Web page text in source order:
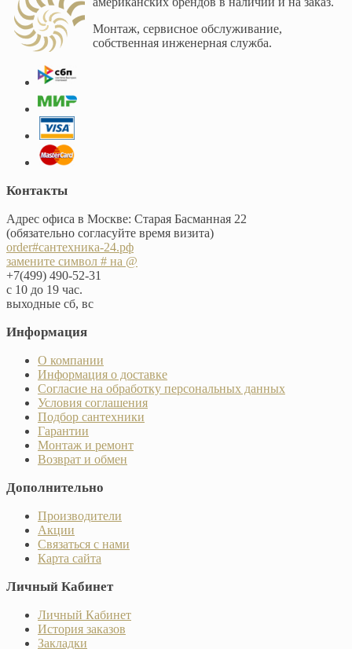
Монтаж, сервисное обслуживание,
собственная инженерная служба.
Контакты
Адрес офиса в Москве: Старая Басманная 22
(обязательно согласуйте время визита)
order#сантехника-24.рф
замените символ # на @
+7(499) 490-52-31
с 10 до 19 час.
выходные сб, вс
Информация
О компании
Информация о доставке
Согласие на обработку персональных данных
Условия соглашения
Подбор сантехники
Гарантии
Монтаж и ремонт
Возврат и обмен
Дополнительно
Производители
Акции
Связаться с нами
Карта сайта
Личный Кабинет
Личный Кабинет
История заказов
Закладки